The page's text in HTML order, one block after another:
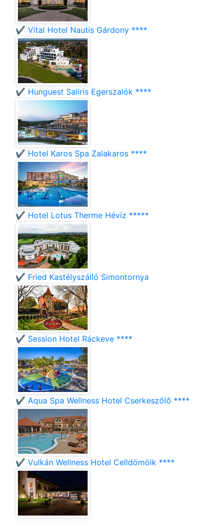
✔️ Vital Hotel Nautis Gárdony ****
✔️ Hunguest Saliris Egerszalók ****
✔️ Hotel Karos Spa Zalakaros ****
✔️ Hotel Lotus Therme Hévíz *****
✔️ Fried Kastélyszálló Simontornya
✔️ Session Hotel Ráckeve ****
✔️ Aqua Spa Wellness Hotel Cserkeszőlő ****
✔️ Vulkán Wellness Hotel Celldömölk ****